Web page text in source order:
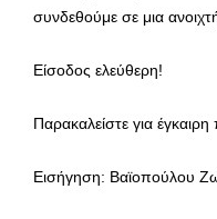
συνδεθούμε σε μια
Είσοδος ελεύθερη!
Παρακαλείστε για
Εισήγηση: Βαϊοπούλου